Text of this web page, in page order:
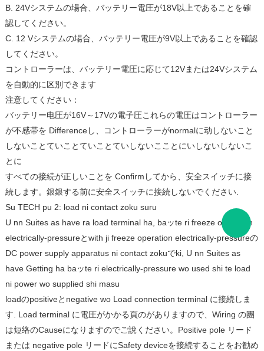
B. 24Vシステムの場合、バッテリー電圧が18V以上であることを確
認してください。
C. 12 Vシステムの場合、バッテリー電圧が9V以上であることを確認
してください。
コントローラーは、バッテリー電圧に応じて12Vまたは24Vシステム
を自動的に区別できます
注意してください：
バッテリー电圧が16V～17Vの電子圧これらの電圧はコントローラー
が不感帯を Differenceし、コントローラーがnormalに动しないこと
しないことていことていことていしないこことにいしないしないこ
とに
すべての接続が正しいことを Confirmしてから、安全スイッチに接
続します。 銀銀する前に安全スイッチに接続しないでください.
Su TECH pu 2: load ni contact zoku suru
U nn Suites as have ra load terminal ha, baッte ri freeze operation
electrically-pressureとwith ji freeze operation electrically-pressureの
DC power supply apparatus ni contact zokuでki, U nn Suites as
have Getting ha baッte ri electrically-pressure wo used shi te load
ni power wo supplied shi masu
loadのpositiveとnegative wo Load connection terminal に接続しま
す. Load terminal に電圧がかかる頁のがありますので、Wiring の團
は短络のCauseになりますのでご說ください。 Positive pole リード
または negative pole リードにSafety deviceを接続することをお勧め